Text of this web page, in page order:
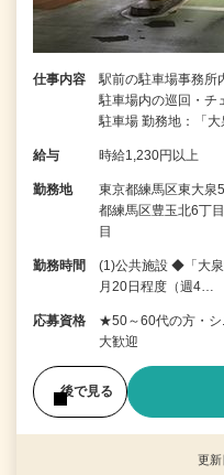
仕事内容
駅前の駐車場事務所
駐車場内の巡回・チ
駐車場 勤務地：「
給与 時給1,230円以上
勤務地
東京都練馬区東大泉
都練馬区豊玉北6丁
目
勤務時間
(1)公共施設 ◆「大
月20日程度（週4…
応募資格
★50～60代の方・シ
大歓迎
後で見る
更